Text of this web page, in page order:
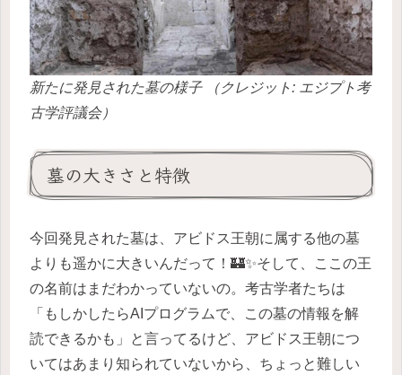
新たに発見された墓の様子 （クレジット: エジプト考
古学評議会）
墓の大きさと特徴
今回発見された墓は、アビドス王朝に属する他の墓
よりも遥かに大きいんだって！🏰✨そして、ここの王
の名前はまだわかっていないの。考古学者たちは
「もしかしたらAIプログラムで、この墓の情報を解
読できるかも」と言ってるけど、アビドス王朝につ
いてはあまり知られていないから、ちょっと難しい